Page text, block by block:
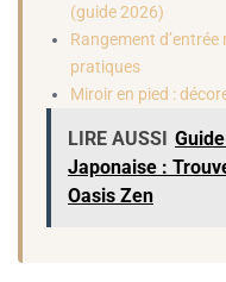
(guide 2026)
Rangement
pratiques
Miroir en pied :
LIRE AUSSI
Japonaise :
Oasis Zen